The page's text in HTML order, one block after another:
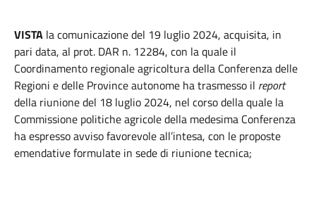
VISTA la comunicazione del 19 luglio 2024, acquisita, in
pari data, al prot. DAR n. 12284, con la quale il
Coordinamento regionale agricoltura della Conferenza delle
Regioni e delle Province autonome ha trasmesso il report
della riunione del 18 luglio 2024, nel corso della quale la
Commissione politiche agricole della medesima Conferenza
ha espresso avviso favorevole all’intesa, con le proposte
emendative formulate in sede di riunione tecnica;